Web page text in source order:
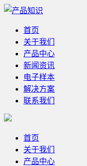
首页
关于我们
产品中心
新闻资讯
电子样本
解决方案
联系我们
首页
关于我们
产品中心